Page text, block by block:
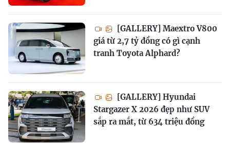
[GALLERY] Maextro V800
giá từ 2,7 tỷ đồng có gì cạnh
tranh Toyota Alphard?
[GALLERY] Hyundai
Stargazer X 2026 đẹp như SUV
sắp ra mắt, từ 634 triệu đồng